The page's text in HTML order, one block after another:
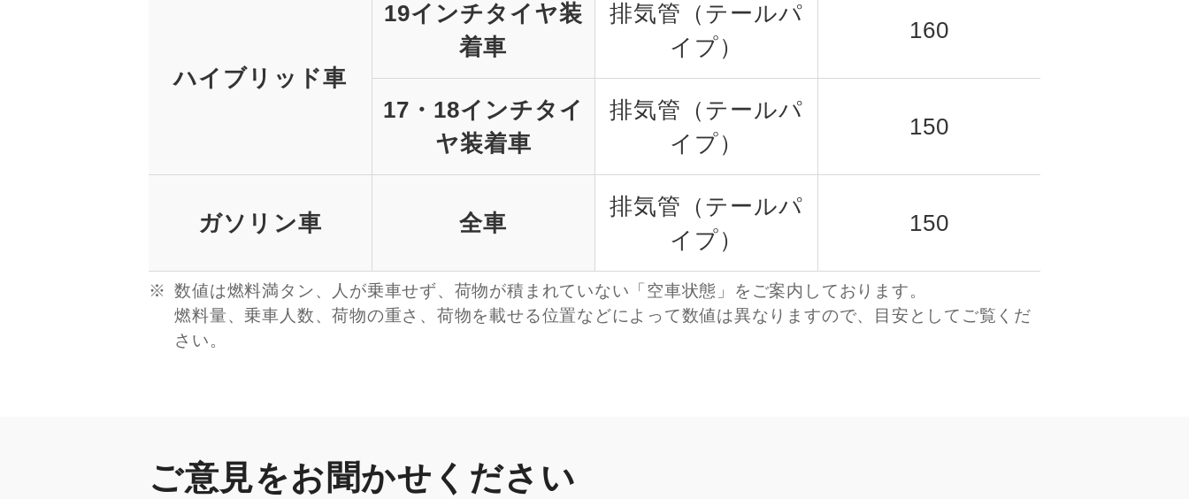
ハイブリッド車
19インチタイヤ装
着車
排気管（テールパ
イプ）
160
17・18インチタイ
ヤ装着車
排気管（テールパ
イプ）
150
ガソリン車 全車
排気管（テールパ
イプ）
150
数値は燃料満タン、人が乗車せず、荷物が積まれていない「空車状態」をご案内しております。
燃料量、乗車人数、荷物の重さ、荷物を載せる位置などによって数値は異なりますので、目安としてご覧くだ
さい。
ご意見をお聞かせください